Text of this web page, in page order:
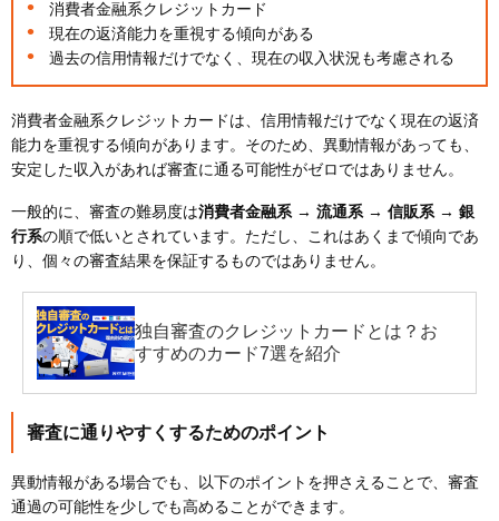
消費者金融系クレジットカード
現在の返済能力を重視する傾向がある
過去の信用情報だけでなく、現在の収入状況も考慮される
消費者金融系クレジットカードは、信用情報だけでなく現在の返済
能力を重視する傾向があります。そのため、異動情報があっても、
安定した収入があれば審査に通る可能性がゼロではありません。
一般的に、審査の難易度は消費者金融系 → 流通系 → 信販系 → 銀
行系の順で低いとされています。ただし、これはあくまで傾向であ
り、個々の審査結果を保証するものではありません。
独自審査のクレジットカードとは？お
すすめのカード7選を紹介
審査に通りやすくするためのポイント
異動情報がある場合でも、以下のポイントを押さえることで、審査
通過の可能性を少しでも高めることができます。